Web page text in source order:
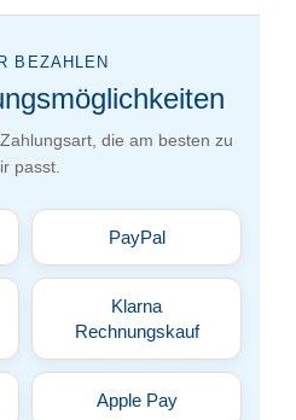
BEZAHLEN
die am besten zu
passt.
PayPal
Klarna
Rechnungskauf
Apple Pay